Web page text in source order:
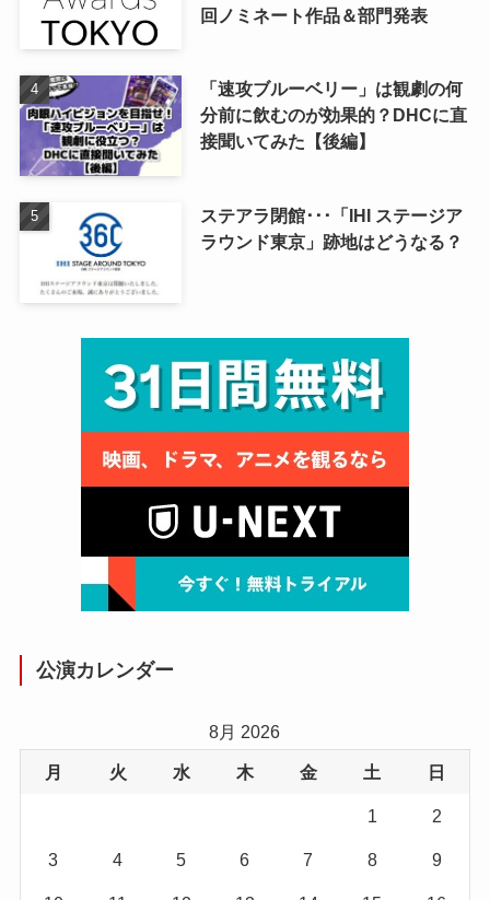
回ノミネート作品＆部門発表
「速攻ブルーベリー」は観劇の何
分前に飲むのが効果的？DHCに直
接聞いてみた【後編】
ステアラ閉館･･･「IHI ステージア
ラウンド東京」跡地はどうなる？
公演カレンダー
8月 2026
月 火 水 木 金 土 日
1 2
3 4 5 6 7 8 9